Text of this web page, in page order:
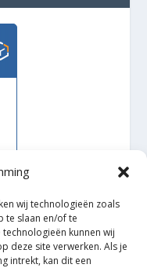
wij technologieën zoals
te slaan en/of te
kunnen wij
deze site verwerken. Als je
intrekt, kan dit een